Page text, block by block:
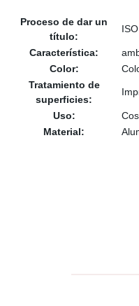
Proceso de dar un
título:
ISO
Característica:
Color:
Tratamiento de
superficies:
Uso:
Material: